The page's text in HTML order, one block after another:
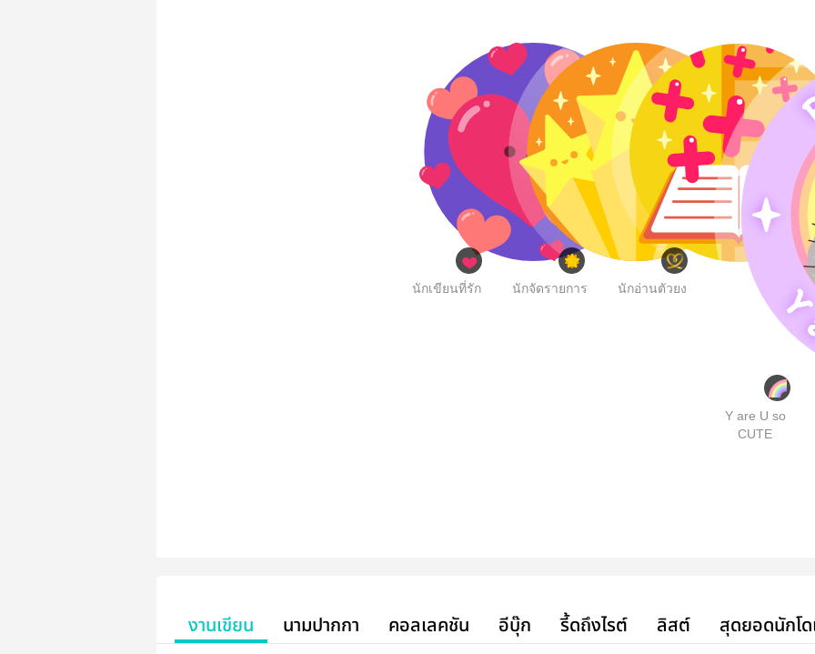
นักเขียนที่รัก นักจัดรายการ นักอ่านตัวยง
Y are U so
CUTE
งานเขียน นามปากกา คอลเลคชัน อีบุ๊ก รี้ดถึงไรต์ ลิสต์ สุดยอดนักโ